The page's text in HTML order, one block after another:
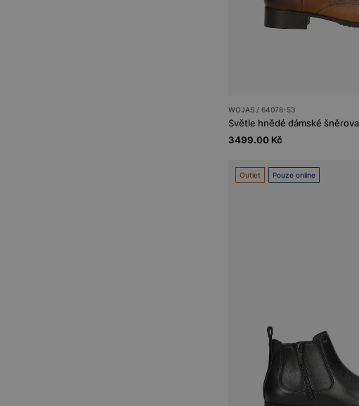
WOJAS / 64078-53
Světle hnědé dámské
3499.00 Kč
Outlet Pouze online